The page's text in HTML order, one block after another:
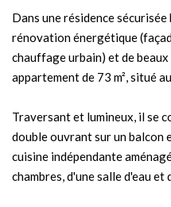
Nos
Dans une résidence
rénovation énergétique
chauffage urbain) et de
appartement de 73 m², situé
Traversant et lumineux, il se
double ouvrant sur un balcon
cuisine indépendante
chambres, d'une salle d'eau et